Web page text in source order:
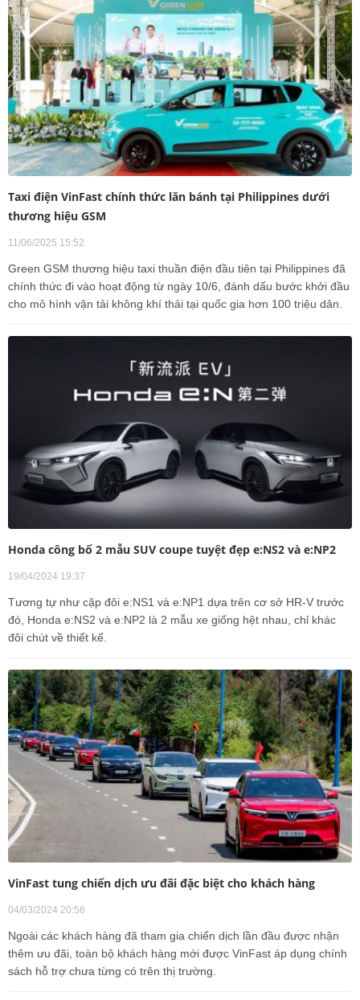
Taxi điện VinFast chính thức lăn bánh tại Philippines dưới
thương hiệu GSM
11/06/2025 15:52
Green GSM thương hiệu taxi thuần điện đầu tiên tại Philippines đã
chính thức đi vào hoạt động từ ngày 10/6, đánh dấu bước khởi đầu
cho mô hình vận tải không khí thải tại quốc gia hơn 100 triệu dân.
Honda công bố 2 mẫu SUV coupe tuyệt đẹp e:NS2 và e:NP2
19/04/2024 19:37
Tương tự như cặp đôi e:NS1 và e:NP1 dựa trên cơ sở HR-V trước
đó, Honda e:NS2 và e:NP2 là 2 mẫu xe giống hệt nhau, chỉ khác
đôi chút về thiết kế.
VinFast tung chiến dịch ưu đãi đặc biệt cho khách hàng
04/03/2024 20:56
Ngoài các khách hàng đã tham gia chiến dịch lần đầu được nhận
thêm ưu đãi, toàn bộ khách hàng mới được VinFast áp dụng chính
sách hỗ trợ chưa từng có trên thị trường.